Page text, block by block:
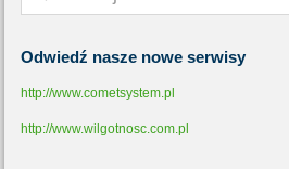
Odwiedź nasze nowe serwisy
http://www.cometsystem.pl
http://www.wilgotnosc.com.pl